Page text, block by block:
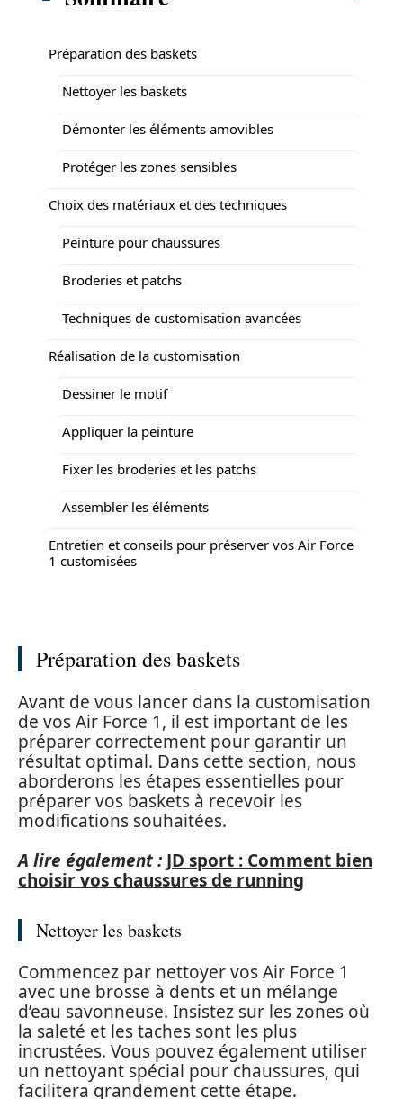
Préparation des baskets
Nettoyer les baskets
Démonter les éléments amovibles
Protéger les zones sensibles
Choix des matériaux et des techniques
Peinture pour chaussures
Broderies et patchs
Techniques de customisation avancées
Réalisation de la customisation
Dessiner le motif
Appliquer la peinture
Fixer les broderies et les patchs
Assembler les éléments
Entretien et conseils pour préserver vos Air Force
1 customisées
Préparation des baskets
Avant de vous lancer dans la customisation
de vos Air Force 1, il est important de les
préparer correctement pour garantir un
résultat optimal. Dans cette section, nous
aborderons les étapes essentielles pour
préparer vos baskets à recevoir les
modifications souhaitées.
A lire également : JD sport : Comment bien
choisir vos chaussures de running
Nettoyer les baskets
Commencez par nettoyer vos Air Force 1
avec une brosse à dents et un mélange
d’eau savonneuse. Insistez sur les zones où
la saleté et les taches sont les plus
incrustées. Vous pouvez également utiliser
un nettoyant spécial pour chaussures, qui
facilitera grandement cette étape.